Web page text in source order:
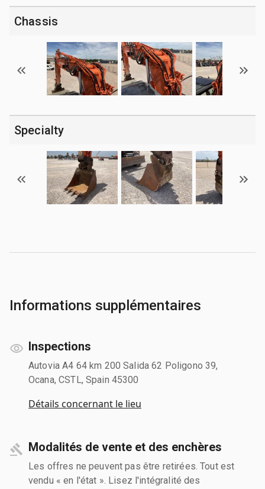
Chassis
Specialty
Informations supplémentaires
Inspections
Autovia A4 64 km 200 Salida 62 Poligono 39,
Ocana, CSTL, Spain 45300
Détails concernant le lieu
Modalités de vente et des enchères
Les offres ne peuvent pas être retirées. Tout est
vendu « en l'état ». Lisez l'intégralité des